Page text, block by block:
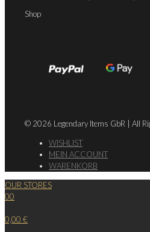
Shop
© 2026 Legendary Items GbR | All
WISHLIST
MEIN ACCOUNT
WARENKORB
OUR STORES
00
0,00 €